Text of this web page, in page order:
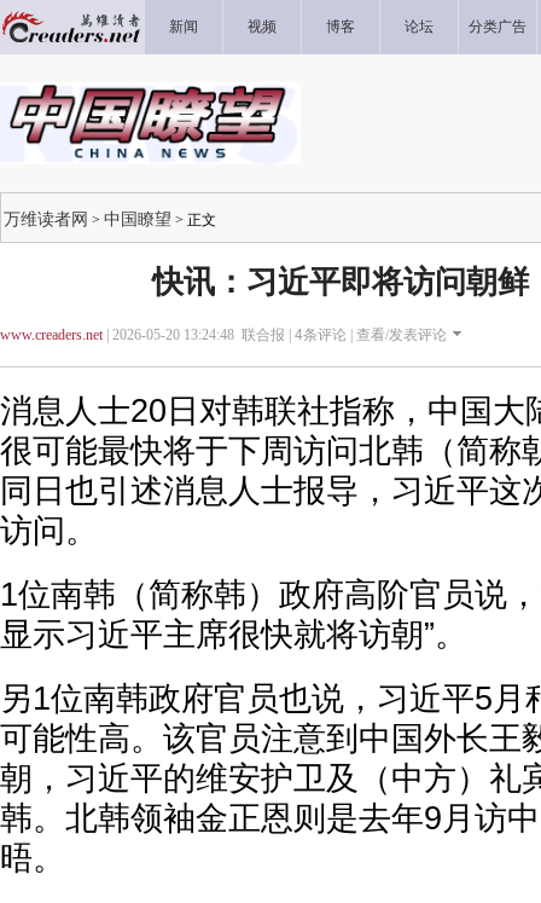
新闻 视频 博客 论坛 分类广告
万维读者网 > 中国瞭望 > 正文
快讯：习近平即将访问朝鲜
www.creaders.net| 2026-05-20 13:24:48 联合报 | 4条评论 | 查看/发表评论
消息人士20日对韩联社指称，中国大
很可能最快将于下周访问北韩（简称
同日也引述消息人士报导，习近平这
访问。
1位南韩（简称韩）政府高阶官员说
显示习近平主席很快就将访朝”。
另1位南韩政府官员也说，习近平5月
可能性高。该官员注意到中国外长王
朝，习近平的维安护卫及（中方）礼
韩。北韩领袖金正恩则是去年9月访
晤。